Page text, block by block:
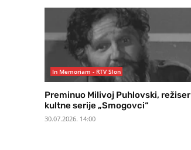
In Memoriam - RTV Slon
Preminuo Milivoj Puhlovski, režiser
kultne serije „Smogovci“
30.07.2026. 14:00